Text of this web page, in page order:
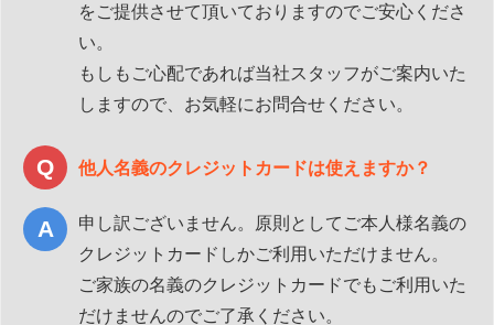
をご提供させて頂いておりますのでご安心くださ
い。
もしもご心配であれば当社スタッフがご案内いた
しますので、お気軽にお問合せください。
他人名義のクレジットカードは使えますか？
申し訳ございません。原則としてご本人様名義の
クレジットカードしかご利用いただけません。
ご家族の名義のクレジットカードでもご利用いた
だけませんのでご了承ください。